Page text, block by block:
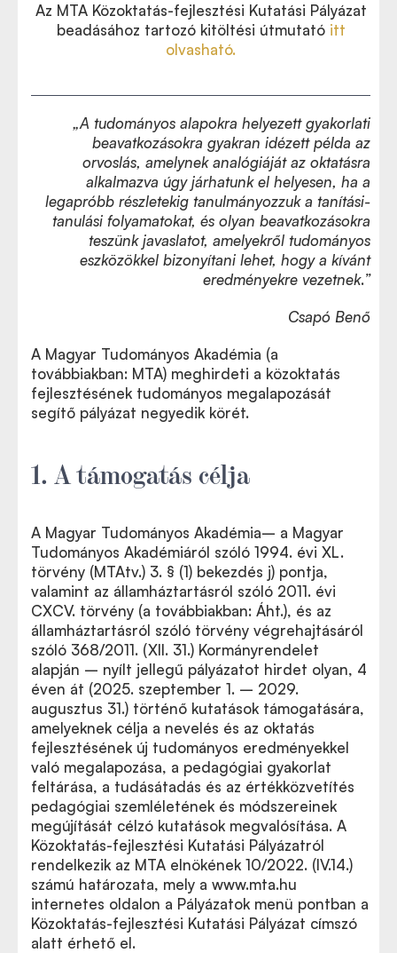
Az MTA Közoktatás-fejlesztési Kutatási Pályázat
beadásához tartozó kitöltési útmutató itt
olvasható.
„A tudományos alapokra helyezett gyakorlati
beavatkozásokra gyakran idézett példa az
orvoslás, amelynek analógiáját az oktatásra
alkalmazva úgy járhatunk el helyesen, ha a
legapróbb részletekig tanulmányozzuk a tanítási-
tanulási folyamatokat, és olyan beavatkozásokra
teszünk javaslatot, amelyekről tudományos
eszközökkel bizonyítani lehet, hogy a kívánt
eredményekre vezetnek.”
Csapó Benő
A Magyar Tudományos Akadémia (a
továbbiakban: MTA) meghirdeti a közoktatás
fejlesztésének tudományos megalapozását
segítő pályázat negyedik körét.
1. A támogatás célja
A Magyar Tudományos Akadémia– a Magyar
Tudományos Akadémiáról szóló 1994. évi XL.
törvény (MTAtv.) 3. § (1) bekezdés j) pontja,
valamint az államháztartásról szóló 2011. évi
CXCV. törvény (a továbbiakban: Áht.), és az
államháztartásról szóló törvény végrehajtásáról
szóló 368/2011. (XII. 31.) Kormányrendelet
alapján – nyílt jellegű pályázatot hirdet olyan, 4
éven át (2025. szeptember 1. – 2029.
augusztus 31.) történő kutatások támogatására,
amelyeknek célja a nevelés és az oktatás
fejlesztésének új tudományos eredményekkel
való megalapozása, a pedagógiai gyakorlat
feltárása, a tudásátadás és az értékközvetítés
pedagógiai szemléletének és módszereinek
megújítását célzó kutatások megvalósítása. A
Közoktatás-fejlesztési Kutatási Pályázatról
rendelkezik az MTA elnökének 10/2022. (IV.14.)
számú határozata, mely a www.mta.hu
internetes oldalon a Pályázatok menü pontban a
Közoktatás-fejlesztési Kutatási Pályázat címszó
alatt érhető el.